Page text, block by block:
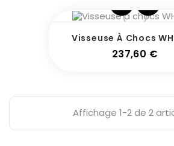
Visseuse À Chocs WH
237,60 €
Affichage 1-2 de 2